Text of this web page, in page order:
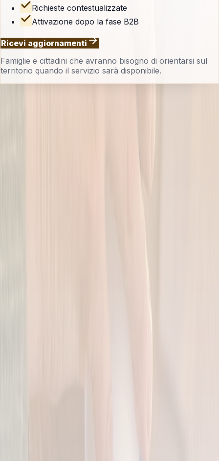
Richieste contestualizzate
Attivazione dopo la fase B2B
Ricevi aggiornamenti
Famiglie e cittadini che avranno bisogno di orientarsi sul
territorio quando il servizio sarà disponibile.